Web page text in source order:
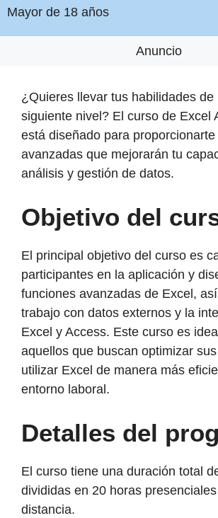
Mayor de 18 años
Anuncio
¿Quieres llevar tus habilidades de
siguiente nivel? El curso de Excel
está diseñado para
avanzadas que mejorarán tu
análisis y gestión de datos.
Objetivo del
El principal objetivo del curso es
participantes en la aplicación y
funciones avanzadas de Excel,
trabajo con datos externos y la
Excel y Access. Este curso es
aquellos que buscan optimizar
utilizar Excel de manera más
entorno laboral.
Detalles del
El curso tiene una duración total
divididas en 20 horas
distancia.